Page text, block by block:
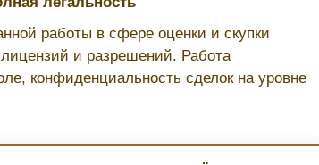
работы в сфере оценки и скупки
и разрешений. Работа
конфиденциальность сделок на уровне